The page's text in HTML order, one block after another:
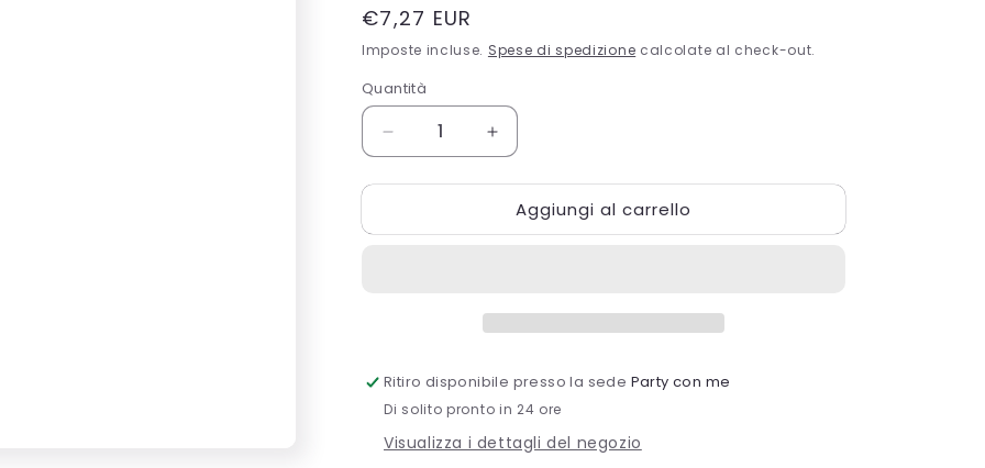
Prezzo
di
listino
€7,27 EUR
Imposte incluse. Spese di spedizione calcolate al check-out.
Quantità
Quantità
Diminuisci
quantità
per
acrylic
Aumenta
quantità
per
Hanger
acrylic
Aggiungi al carrello
Ritiro disponibile presso la sede Party con me
Di solito pronto in 24 ore
Visualizza i dettagli del negozio